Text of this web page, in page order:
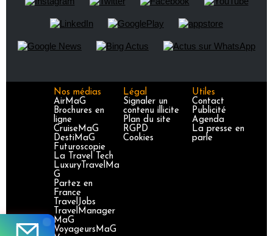
Nos médias
AirMaG
Brochures en
ligne
CruiseMaG
DestiMaG
Futuroscopie
La Travel Tech
LuxuryTravelMa
G
Partez en
France
TravelJobs
TravelManager
MaG
VoyageursMaG
Légal
Signaler un
contenu illicite
Plan du site
RGPD
Cookies
Utiles
Contact
Publicité
Agenda
La presse en
parle